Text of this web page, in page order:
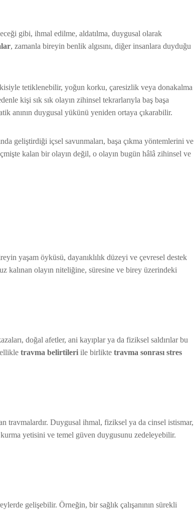
gibi, ihmal edilme, aldatılma, duygusal olarak
, zamanla bireyin benlik algısını, diğer insanlara duyduğu
tetiklenebilir, yoğun korku, çaresizlik veya donakalma
kişi sık sık olayın zihinsel tekrarlarıyla baş başa
anının duygusal yükünü yeniden ortaya çıkarabilir.
geliştirdiği içsel savunmaları, başa çıkma yöntemlerini ve
kalan bir olayın değil, o olayın bugün hâlâ zihinsel ve
yaşam öyküsü, dayanıklılık düzeyi ve çevresel destek
kalınan olayın niteliğine, süresine ve birey üzerindeki
doğal afetler, ani kayıplar ya da fiziksel saldırılar bu
travma belirtileri ile birlikte travma sonrası stres
travmalardır. Duygusal ihmal, fiziksel ya da cinsel istismar,
yetisini ve temel güven duygusunu zedeleyebilir.
gelişebilir. Örneğin, bir sağlık çalışanının sürekli